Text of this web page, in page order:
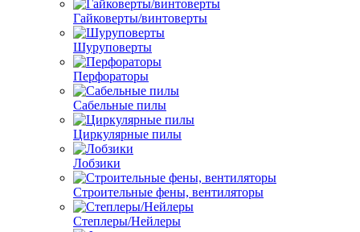
Гайковерты/винтоверты
Шуруповерты
Перфораторы
Сабельные пилы
Циркулярные пилы
Лобзики
Строительные фены, вентиляторы
Степлеры/Нейлеры